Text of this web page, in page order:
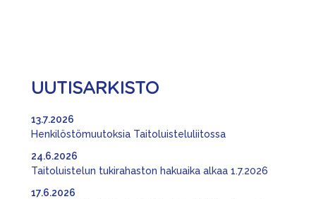
UUTISARKISTO
Henkilöstömuutoksia Taitoluisteluliitossa
13.7.2026
Taitoluistelun tukirahaston hakuaika alkaa 1.7.2026
24.6.2026
17.6.2026